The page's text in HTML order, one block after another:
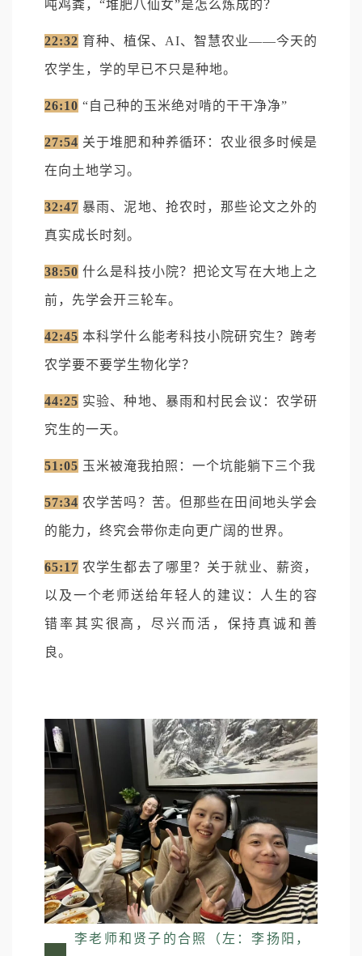
吨鸡粪，“堆肥八仙女”是怎么炼成的？
22:32 育种、植保、AI、智慧农业——今天的
农学生，学的早已不只是种地。
26:10 “自己种的玉米绝对啃的干干净净”
27:54 关于堆肥和种养循环：农业很多时候是
在向土地学习。
32:47 暴雨、泥地、抢农时，那些论文之外的
真实成长时刻。
38:50 什么是科技小院？把论文写在大地上之
前，先学会开三轮车。
42:45 本科学什么能考科技小院研究生？跨考
农学要不要学生物化学？
44:25 实验、种地、暴雨和村民会议：农学研
究生的一天。
51:05 玉米被淹我拍照：一个坑能躺下三个我
57:34 农学苦吗？苦。但那些在田间地头学会
的能力，终究会带你走向更广阔的世界。
65:17 农学生都去了哪里？关于就业、薪资，
以及一个老师送给年轻人的建议：人生的容
错率其实很高，尽兴而活，保持真诚和善
良。
李老师和贤子的合照（左：李扬阳，